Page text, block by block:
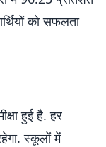
को सफलता
हुई है. हर
स्कूलों में